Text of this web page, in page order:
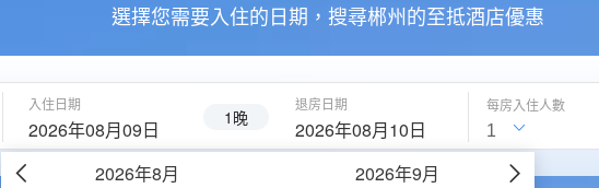
選擇您需要入住的日期，搜尋郴州的至抵酒店優惠
入住日期
2026年08月09日 1晚
退房日期
2026年08月10日
2026年8月
2026年9月
每房入住人數